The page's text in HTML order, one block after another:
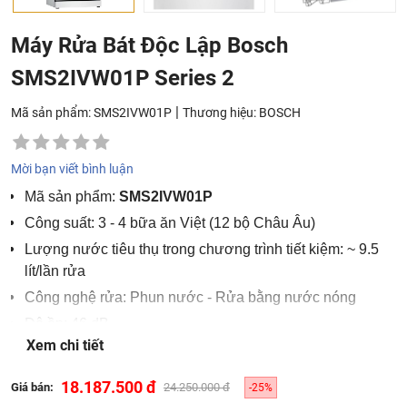
Máy Rửa Bát Độc Lập Bosch
SMS2IVW01P Series 2
Mã sản phẩm: SMS2IVW01P | Thương hiệu: BOSCH
Mời bạn viết bình luận
Mã sản phẩm: SMS2IVW01P
Công suất: 3 - 4 bữa ăn Việt (12 bộ Châu Âu)
Lượng nước tiêu thụ trong chương trình tiết kiệm: ~ 9.5
lít/lần rửa
Công nghệ rửa: Phun nước - Rửa bằng nước nóng
Kích thước: 845Cx600Rx600S mm
Xem chi tiết
Giá bán: 18.187.500 đ 24.250.000 đ -25%